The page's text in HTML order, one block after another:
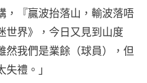
，『贏波抬落山，輸波落唔
世界》，今日又見到山度
然我們是業餘（球員），但
禮。」